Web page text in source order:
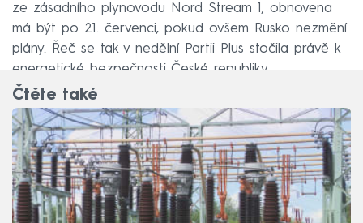
ze zásadního plynovodu Nord Stream 1, obnovena
má být po 21. červenci, pokud ovšem Rusko nezmění
plány. Řeč se tak v nedělní Partii Plus stočila právě k
energetické bezpečnosti České republiky.
Čtěte také